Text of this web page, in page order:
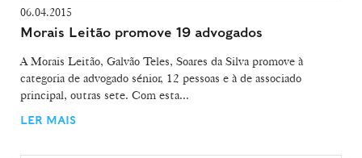
06.04.2015
Morais Leitão promove 19 advogados
A Morais Leitão, Galvão Teles, Soares da Silva promove à
categoria de advogado sénior, 12 pessoas e à de associado
principal, outras sete. Com esta...
LER MAIS